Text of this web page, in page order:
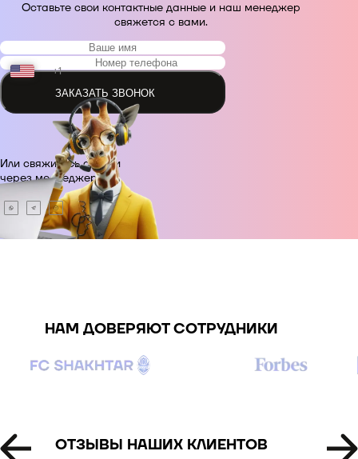
Оставьте свои контактные данные и наш менеджер
свяжется с вами.
+1
+48
+380
+420
+93
ЗАКАЗАТЬ ЗВОНОК
Или свяжитесь с нами
через месседжер.
НАМ ДОВЕРЯЮТ СОТРУДНИКИ
ОТЗЫВЫ НАШИХ КЛИЕНТОВ